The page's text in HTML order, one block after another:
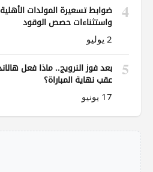
4
ضوابط تسعيرة المولدات
واستثناءات حصص الوقود
2 يوليو
5
بعد فوز النرويج.. ماذا فعل
عقب نهاية المباراة؟
17 يونيو